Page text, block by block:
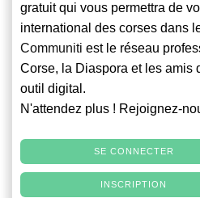
gratuit qui vous permettra de
international des corses dans
Communiti est le réseau
Corse, la Diaspora et les amis
outil digital.
N'attendez plus ! Rejoignez-
SE CONNECTER
INSCRIPTION